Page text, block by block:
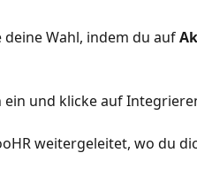
Wahl, indem du auf
ein und klicke auf
weitergeleitet, wo du